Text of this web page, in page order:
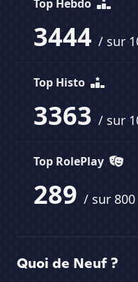
Top Hebdo
3444 / sur
Top Histo
3363 / sur
Top RolePlay
289 / sur 800
Quoi de Neuf ?